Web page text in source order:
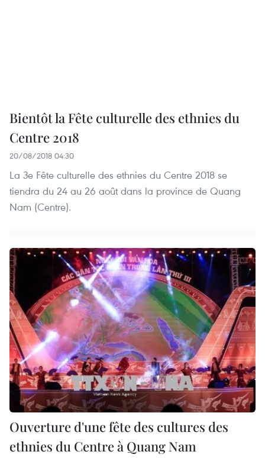
Bientôt la Fête culturelle des ethnies du
Centre 2018
20/08/2018 04:30
La 3e Fête culturelle des ethnies du Centre 2018 se
tiendra du 24 au 26 août dans la province de Quang
Nam (Centre).
Ouverture d'une fête des cultures des
ethnies du Centre à Quang Nam